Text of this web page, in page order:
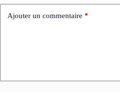
Ajouter un commentaire *